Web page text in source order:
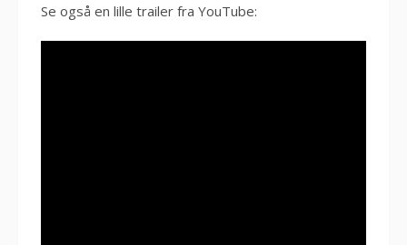
Se også en lille trailer fra YouTube: